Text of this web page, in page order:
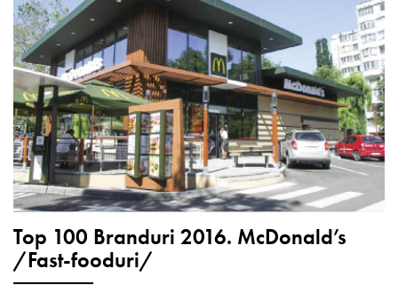
Top 100 Branduri 2016. McDonald’s
/Fast-fooduri/